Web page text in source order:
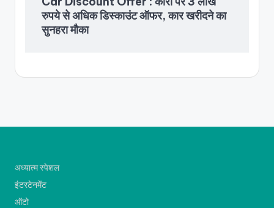
रुपये से अधिक डिस्काउंट ऑफर, कार खरीदने का
सुनहरा मौका
अध्यात्म स्पेशल
इंटरटेनमेंट
ऑटो